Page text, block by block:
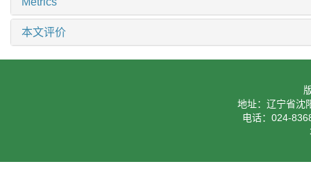
本文评价
地址：辽宁省沈
电话：024-